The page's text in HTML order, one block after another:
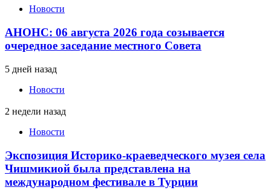
Новости
АНОНС: 06 августа 2026 года созывается
очередное заседание местного Совета
5 дней назад
Новости
2 недели назад
Новости
Экспозиция Историко-краеведческого музея села
Чишмикиой была представлена на
международном фестивале в Турции